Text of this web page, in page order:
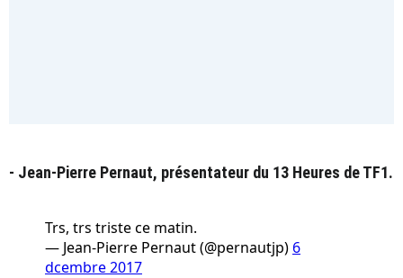
- Jean-Pierre Pernaut, présentateur du 13 Heures de TF1.
Trs, trs triste ce matin.
— Jean-Pierre Pernaut (@pernautjp) 6
dcembre 2017